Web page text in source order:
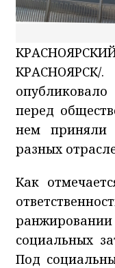
перед
нем приняли
разных
Как
социальных
Под